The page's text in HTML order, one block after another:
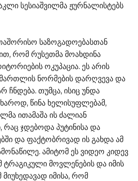
სესიაშვილმა ჟურნალისტებს
საზოგადოებასთან
რომ რუსეთმა მოახდინა
ოკუპაცია. ეს არის
ნორმების დარღვევა და
ჩნდება. თუმცა, ისიც უნდა
წინა ხელისუფლებამ,
ითამაშა ის ძალიან
ჯდებოდა პუტინისა და
და ფაქტობრივად ის გახდა ამ
ამიტომ ეს ვიდეო კიდევ
ტრაგიკული მოვლენების და იმის
იმისა, რომ